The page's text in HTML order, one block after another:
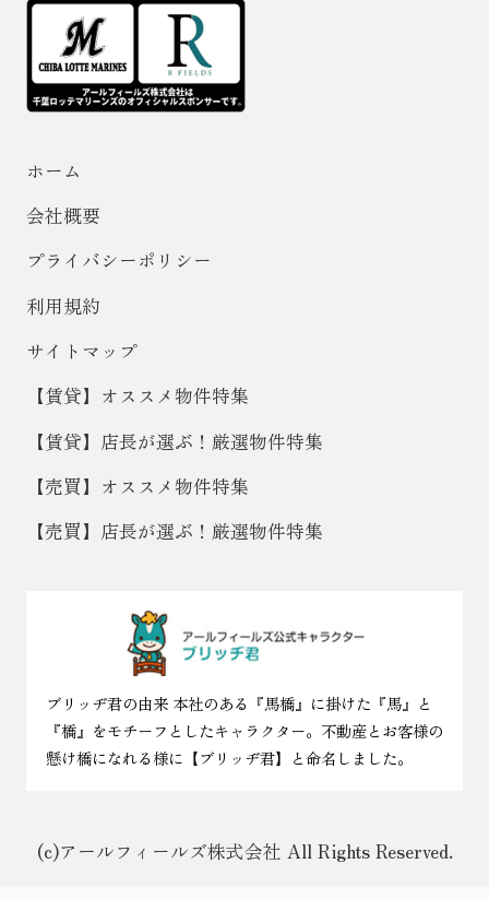
ホーム
会社概要
プライバシーポリシー
利用規約
サイトマップ
【賃貸】オススメ物件特集
【賃貸】店長が選ぶ！厳選物件特集
【売買】オススメ物件特集
【売買】店長が選ぶ！厳選物件特集
ブリッヂ君の由来 本社のある『馬橋』に掛けた『馬』と
『橋』をモチーフとしたキャラクター。不動産とお客様の
懸け橋になれる様に【ブリッヂ君】と命名しました。
(c)アールフィールズ株式会社 All Rights Reserved.